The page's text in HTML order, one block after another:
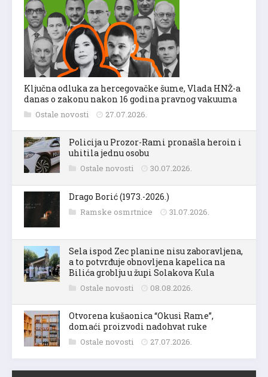
Ključna odluka za hercegovačke šume, Vlada HNŽ-a
danas o zakonu nakon 16 godina pravnog vakuuma
Ostale novosti 27.07.2026.
Policija u Prozor-Rami pronašla heroin i
uhitila jednu osobu
Ostale novosti 30.07.2026.
Drago Borić (1973.-2026.)
Ramske osmrtnice 31.07.2026.
Sela ispod Zec planine nisu zaboravljena,
a to potvrđuje obnovljena kapelica na
Bilića groblju u župi Solakova Kula
Ostale novosti 08.08.2026.
Otvorena kušaonica “Okusi Rame”,
domaći proizvodi nadohvat ruke
Ostale novosti 27.07.2026.